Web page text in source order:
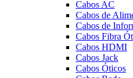
Cabos AC
Cabos de
Cabos de
Cabos Fibra
Cabos HDMI
Cabos Jack
Cabos Óticos